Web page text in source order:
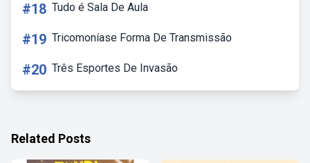
#18 Tudo é Sala De Aula
#19 Tricomoníase Forma De Transmissão
#20 Três Esportes De Invasão
Related Posts